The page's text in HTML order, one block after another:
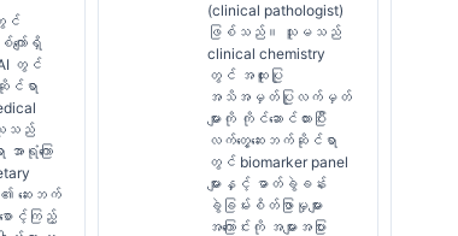
င်
ျော်ရှိ
တွင်
င်ရာ
သူသည်
ရုံကြော
၏ ဆေးဘက်
ာင့်ကြည့်
(clinical pathologist)
ဖြစ်သည်။ သူမသည်
clinical chemistry
တွင် အထူးပြု
အသိအမှတ်ပြုလက်မှတ်
များကို ကိုင်ဆောင်ထားပြီး
လက်တွေ့ဆေးဘက်ဆိုင်ရာ
တွင် biomarker panel
များနှင့် ဓာတ်ခွဲခန်း
ခွဲခြမ်းစိတ်ဖြာမှုများ
အကြောင်းကို အများအပြား